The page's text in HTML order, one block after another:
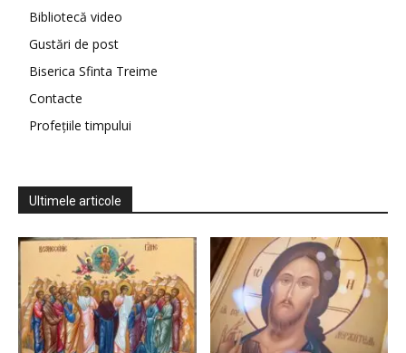
Bibliotecă video
Gustări de post
Biserica Sfinta Treime
Contacte
Profețiile timpului
Ultimele articole